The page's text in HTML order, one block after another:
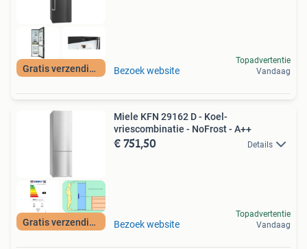
Gratis verzending Bezoek website
Topadvertentie
Vandaag
Gratis verzending
Miele KFN 29162 D - Koel-
vriescombinatie - NoFrost - A++
€ 751,50 Details
Bezoek website
Topadvertentie
Vandaag